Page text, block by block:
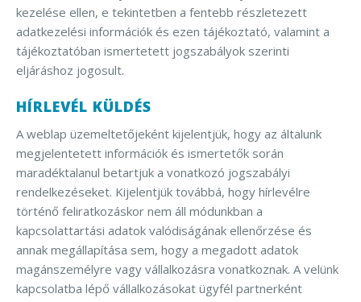
kezelése ellen, e tekintetben a fentebb részletezett
adatkezelési információk és ezen tájékoztató, valamint a
tájékoztatóban ismertetett jogszabályok szerinti
eljáráshoz jogosult.
HÍRLEVÉL KÜLDÉS
A weblap üzemeltetőjeként kijelentjük, hogy az általunk
megjelentetett információk és ismertetők során
maradéktalanul betartjuk a vonatkozó jogszabályi
rendelkezéseket. Kijelentjük továbbá, hogy hírlevélre
történő feliratkozáskor nem áll módunkban a
kapcsolattartási adatok valódiságának ellenőrzése és
annak megállapítása sem, hogy a megadott adatok
magánszemélyre vagy vállalkozásra vonatkoznak. A velünk
kapcsolatba lépő vállalkozásokat ügyfél partnerként